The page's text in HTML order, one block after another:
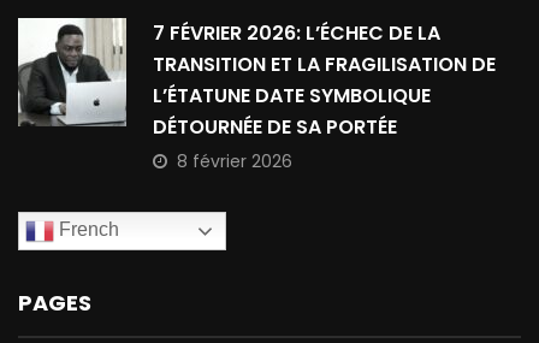
7 FÉVRIER 2026: L’ÉCHEC DE LA
TRANSITION ET LA FRAGILISATION DE
L’ÉTATUNE DATE SYMBOLIQUE
DÉTOURNÉE DE SA PORTÉE
8 février 2026
French
PAGES